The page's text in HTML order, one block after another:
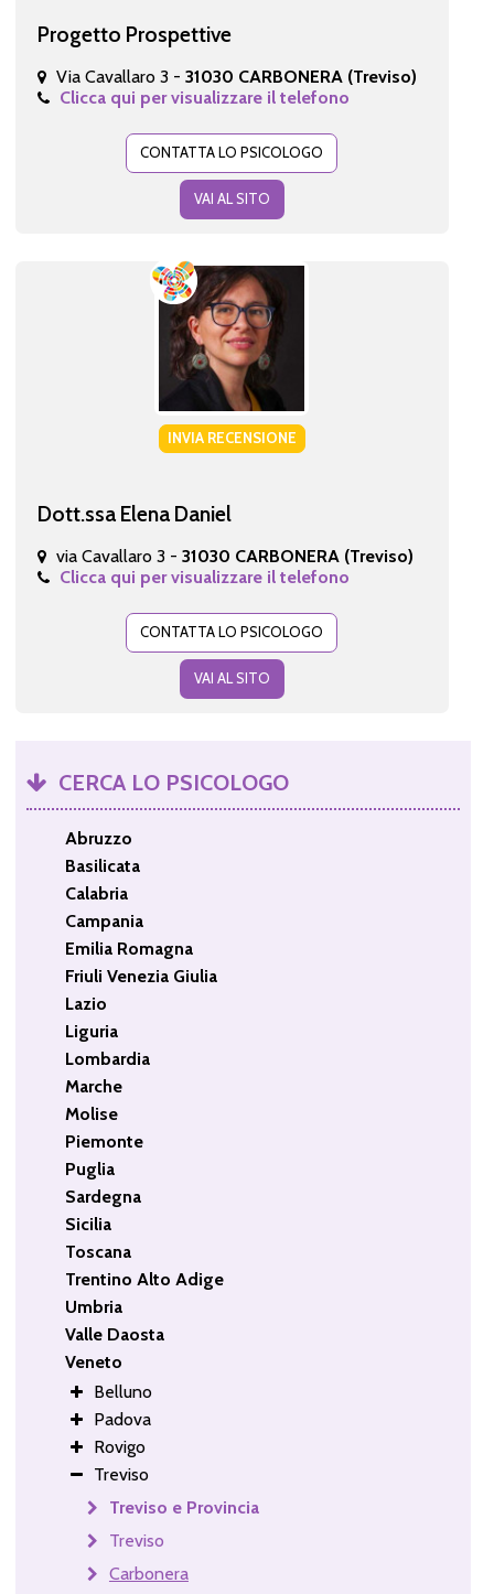
Progetto Prospettive
Via Cavallaro 3 - 31030 CARBONERA (Treviso)
Clicca qui per visualizzare il telefono
CONTATTA LO PSICOLOGO
VAI AL SITO
INVIA RECENSIONE
Dott.ssa Elena Daniel
via Cavallaro 3 - 31030 CARBONERA (Treviso)
Clicca qui per visualizzare il telefono
CONTATTA LO PSICOLOGO
VAI AL SITO
CERCA LO PSICOLOGO
Abruzzo
Basilicata
Calabria
Campania
Emilia Romagna
Friuli Venezia Giulia
Lazio
Liguria
Lombardia
Marche
Molise
Piemonte
Puglia
Sardegna
Sicilia
Toscana
Trentino Alto Adige
Umbria
Valle Daosta
Veneto
Belluno
Padova
Rovigo
Treviso
Treviso e Provincia
Treviso
Carbonera